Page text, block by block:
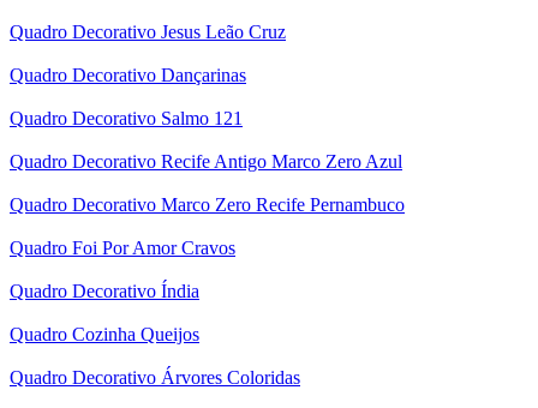
Quadro Decorativo Jesus Leão Cruz
Quadro Decorativo Dançarinas
Quadro Decorativo Salmo 121
Quadro Decorativo Recife Antigo Marco Zero Azul
Quadro Decorativo Marco Zero Recife Pernambuco
Quadro Foi Por Amor Cravos
Quadro Decorativo Índia
Quadro Cozinha Queijos
Quadro Decorativo Árvores Coloridas